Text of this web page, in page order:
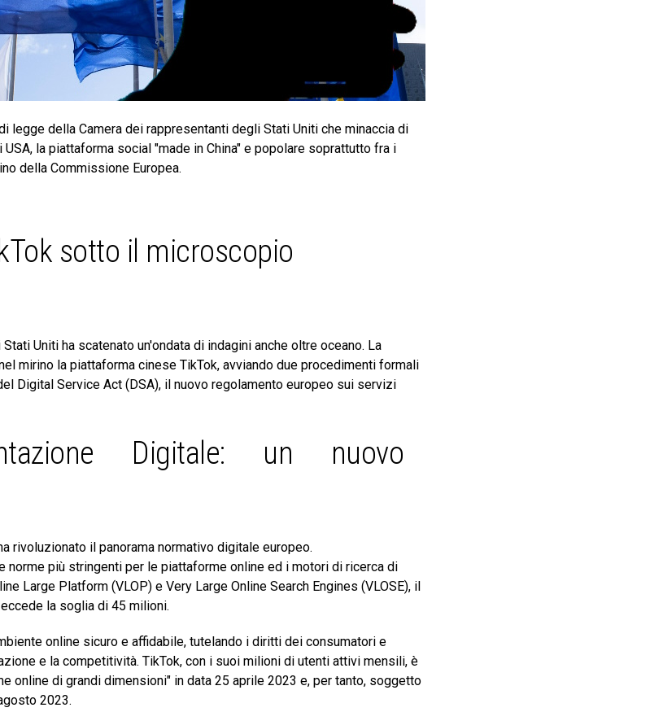
legge della Camera dei rappresentanti degli Stati Uniti che minaccia di
la piattaforma social "made in China" e popolare soprattutto fra i
della Commissione Europea.
sotto il microscopio
Uniti ha scatenato un'ondata di indagini anche oltre oceano. La
mirino la piattaforma cinese TikTok, avviando due procedimenti formali
Digital Service Act (DSA), il nuovo regolamento europeo sui servizi
Digitale: un nuovo
rivoluzionato il panorama normativo digitale europeo.
norme più stringenti per le piattaforme online ed i motori di ricerca di
Large Platform (VLOP) e Very Large Online Search Engines (VLOSE), il
la soglia di 45 milioni.
online sicuro e affidabile, tutelando i diritti dei consumatori e
e la competitività. TikTok, con i suoi milioni di utenti attivi mensili, è
online di grandi dimensioni" in data 25 aprile 2023 e, per tanto, soggetto
2023.